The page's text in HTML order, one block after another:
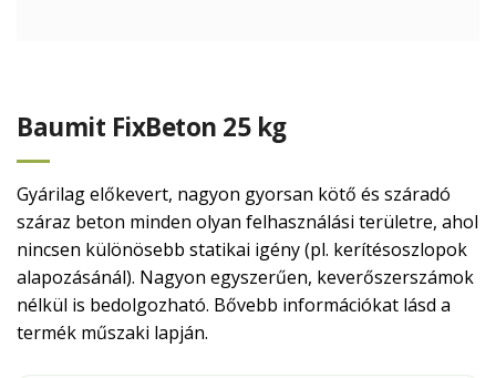
Baumit FixBeton 25 kg
Gyárilag előkevert, nagyon gyorsan kötő és száradó
száraz beton minden olyan felhasználási területre, ahol
nincsen különösebb statikai igény (pl. kerítésoszlopok
alapozásánál). Nagyon egyszerűen, keverőszerszámok
nélkül is bedolgozható. Bővebb információkat lásd a
termék műszaki lapján.